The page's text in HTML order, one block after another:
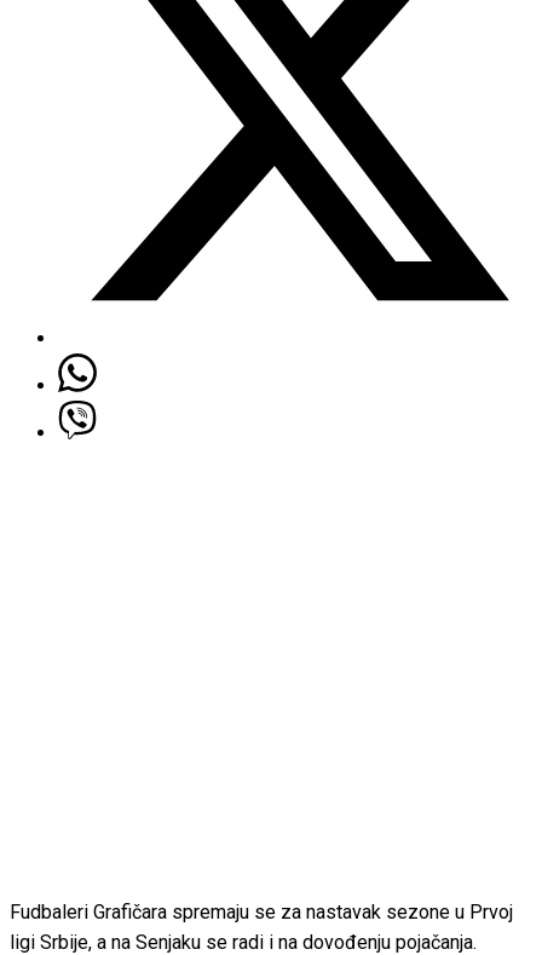
Fudbaleri Grafičara spremaju se za nastavak sezone u Prvoj
ligi Srbije, a na Senjaku se radi i na dovođenju pojačanja.